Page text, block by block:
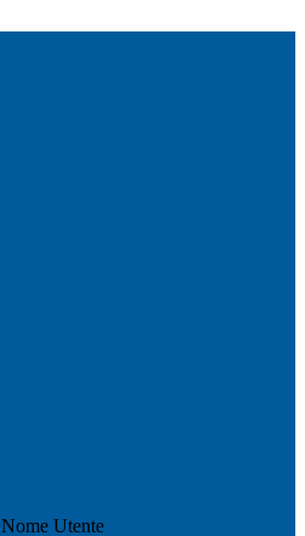
Nome Utente